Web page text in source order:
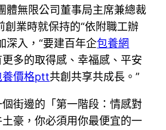
體無限公司董事局主席兼總裁
業時就保持的“依附職工辦
深入，“要建百年企包養網
多的取得感、幸福感、平安
養價格ptt共創共享共成長。”
街邊的「第一階段：情感對
豪，你必須用你最便宜的一